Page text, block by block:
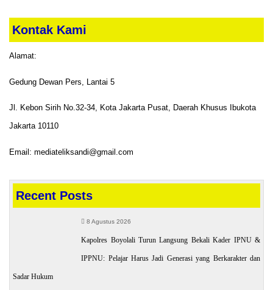
Kontak Kami
Alamat:
Gedung Dewan Pers, Lantai 5
Jl. Kebon Sirih No.32-34, Kota Jakarta Pusat, Daerah Khusus Ibukota
Jakarta 10110
Email: mediateliksandi@gmail.com
Recent Posts
8 Agustus 2026
Kapolres Boyolali Turun Langsung Bekali Kader IPNU &
IPPNU: Pelajar Harus Jadi Generasi yang Berkarakter dan
Sadar Hukum